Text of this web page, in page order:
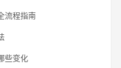
流程指南
些变化